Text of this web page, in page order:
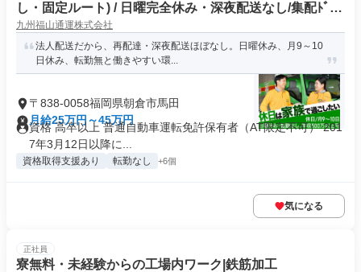
し・固定ルート) / 日曜完全休み・深夜配送なし/集配ﾄﾞﾗｲ
ﾊﾞｰ2t(正社員)
九州福山通運株式会社
法人配送だから、再配達・深夜配送ほぼなし。日曜休み、月9～10
日休み、転勤無と働きやすい環...
〒838-0058福岡県朝倉市馬田
月給25万円～45万円
資格 高卒以上 普通自動車運転免許保有者（AT限定不可） 201
7年3月12日以降に...
資格取得支援あり 転勤なし +6個
気になる
正社員
寮無料・未経験からの工場内ワーク|鉄筋加工